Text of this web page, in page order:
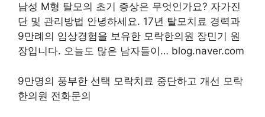
남성 M형 탈모의 초기 증상은 무엇인가요? 자가진
단 및 관리방법 안녕하세요. 17년 탈모치료 경력과
9만례의 임상경험을 보유한 모락한의원 장민기 원
장입니다. 오늘도 많은 남자들이… blog.naver.com
9만명의 풍부한 선택 모락치료 중단하고 개선 모락
한의원 전화문의